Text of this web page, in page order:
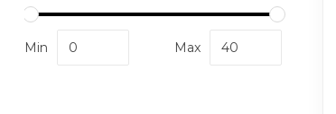
Min Max